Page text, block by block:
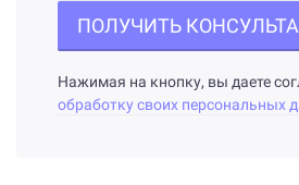
ПОЛУЧИТЬ
Нажимая на кнопку, вы даете
обработку своих персональных